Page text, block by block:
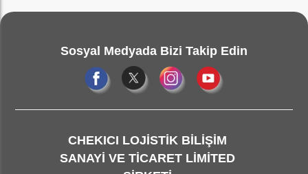
Sosyal Medyada Bizi Takip Edin
CHEKICI LOJİSTİK BİLİŞİM
SANAYİ VE TİCARET LİMİTED